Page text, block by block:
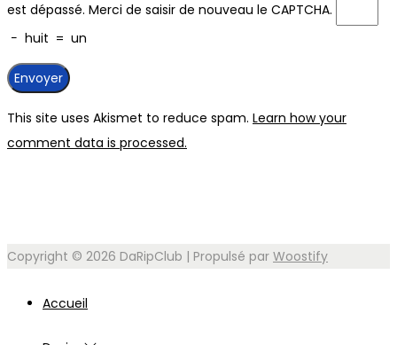
est dépassé. Merci de saisir de nouveau le CAPTCHA.
− huit = un
This site uses Akismet to reduce spam. Learn how your
comment data is processed.
Copyright © 2026 DaRipClub | Propulsé par Woostify
Accueil